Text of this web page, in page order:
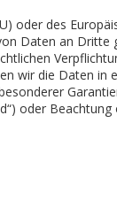
oder des
Daten an
wir die Daten
oder